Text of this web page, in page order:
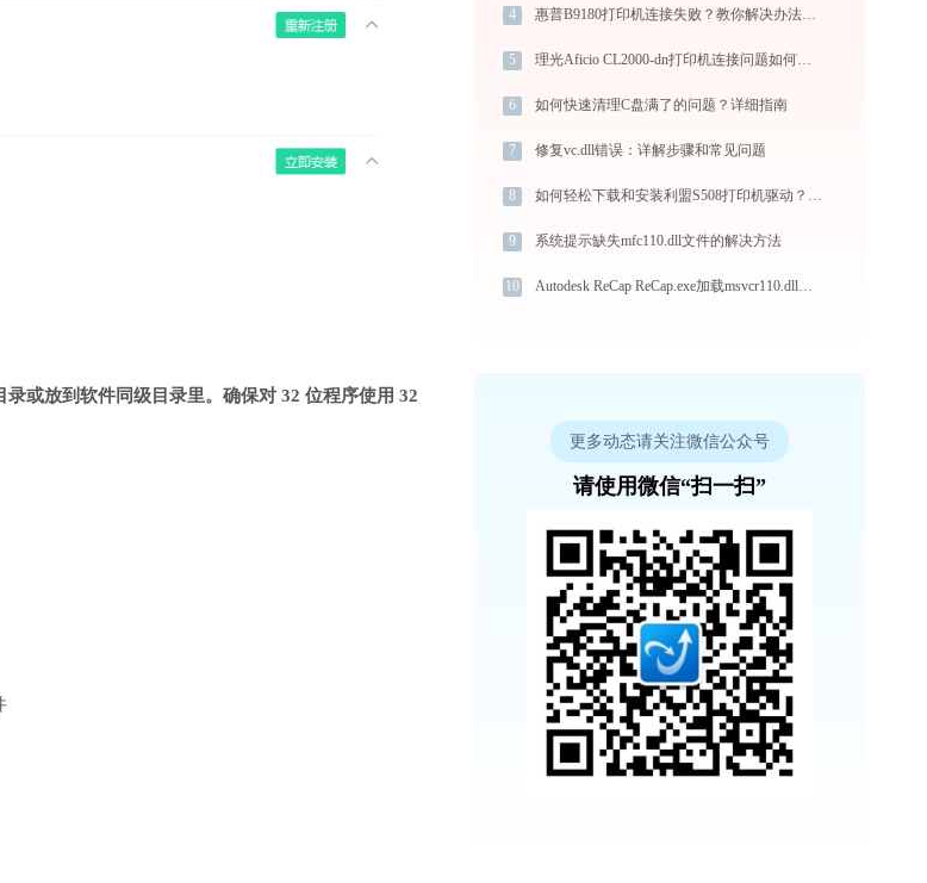
或放到软件同级目录里。确保对 32 位程序使用 32
4 惠普B9180打印机连接失败？教你解决办法！-金山毒霸
5 理光Aficio CL2000-dn打印机连接问题如何解决？-金山毒霸
6 如何快速清理C盘满了的问题？详细指南
7 修复vc.dll错误：详解步骤和常见问题
8 如何轻松下载和安装利盟S508打印机驱动？跟着这篇指南走
9 系统提示缺失mfc110.dll文件的解决方法
10 Autodesk ReCap ReCap.exe加载msvcr110.dll文件丢失处理办法
更多动态请关注微信公众号
请使用微信“扫一扫”